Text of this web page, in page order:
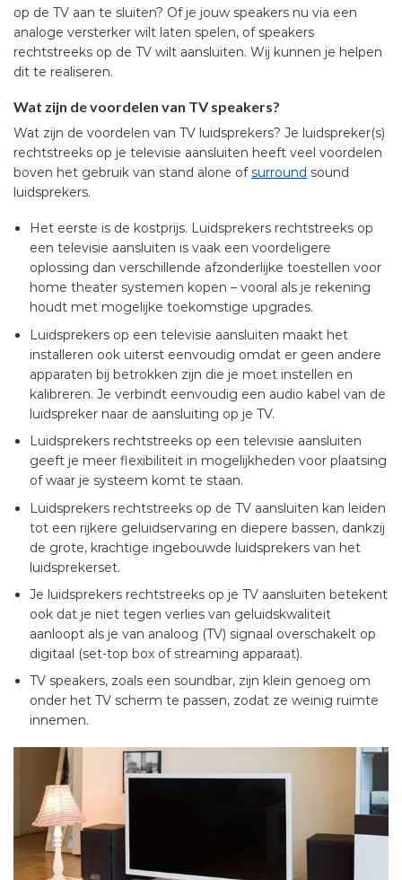
op de TV aan te sluiten? Of je jouw speakers nu via een
analoge versterker wilt laten spelen, of speakers
rechtstreeks op de TV wilt aansluiten. Wij kunnen je helpen
dit te realiseren.
Wat zijn de voordelen van TV speakers?
Wat zijn de voordelen van TV luidsprekers? Je luidspreker(s)
rechtstreeks op je televisie aansluiten heeft veel voordelen
boven het gebruik van stand alone ofsurround sound
luidsprekers.
Het eerste is de kostprijs. Luidsprekers rechtstreeks op
een televisie aansluiten is vaak een voordeligere
oplossing dan verschillende afzonderlijke toestellen voor
home theater systemen kopen – vooral als je rekening
houdt met mogelijke toekomstige upgrades.
Luidsprekers op een televisie aansluiten maakt het
installeren ook uiterst eenvoudig omdat er geen andere
apparaten bij betrokken zijn die je moet instellen en
kalibreren. Je verbindt eenvoudig een audio kabel van de
luidspreker naar de aansluiting op je TV.
Luidsprekers rechtstreeks op een televisie aansluiten
geeft je meer flexibiliteit in mogelijkheden voor plaatsing
of waar je systeem komt te staan.
Luidsprekers rechtstreeks op de TV aansluiten kan leiden
tot een rijkere geluidservaring en diepere bassen, dankzij
de grote, krachtige ingebouwde luidsprekers van het
luidsprekerset.
Je luidsprekers rechtstreeks op je TV aansluiten betekent
ook dat je niet tegen verlies van geluidskwaliteit
aanloopt als je van analoog (TV) signaal overschakelt op
digitaal (set-top box of streaming apparaat).
TV speakers, zoals een soundbar, zijn klein genoeg om
onder het TV scherm te passen, zodat ze weinig ruimte
innemen.